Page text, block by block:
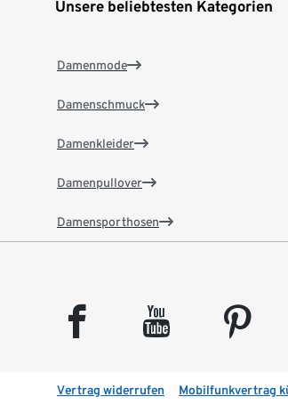
Unsere beliebtesten Kategorien
Damenmode
Damenschmuck
Damenkleider
Damenpullover
Damensporthosen
facebook youtube pinterest
Vertrag widerrufen Mobilfunkvertrag